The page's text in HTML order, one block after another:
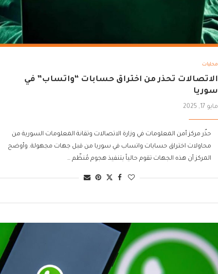
محليات
الاتصالات تحذر من اختراق حسابات “واتساب” في
سوريا
مايو 17, 2025
حذّر مركز أمن المعلومات في وزارة الاتصالات وتقانة المعلومات السورية من
محاولات اختراق حسابات واتساب في سوريا من قبل جهات مجهولة. وأوضح
المركز أن هذه الجهات تقوم حالياً بتنفيذ هجوم مُنظّم …